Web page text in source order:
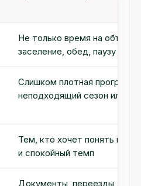
Не только время на объект
заселение, обед, паузу и
Слишком плотная
неподходящий сезон или
Тем, кто хочет понять
и спокойный темп
Документы, переезды,